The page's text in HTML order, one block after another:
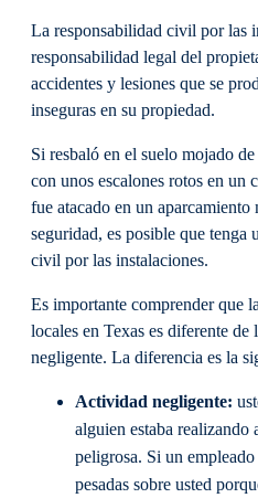
La responsabilidad civil por las
responsabilidad legal del
accidentes y lesiones que se
inseguras en su propiedad.
Si resbaló en el suelo mojado
con unos escalones rotos en un
fue atacado en un
seguridad, es posible que tenga
civil por las instalaciones.
Es importante comprender que
locales en Texas es diferente de
negligente. La diferencia es la
Actividad negligente:
alguien estaba realizando
peligrosa. Si un
pesadas sobre usted